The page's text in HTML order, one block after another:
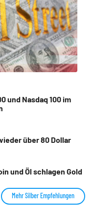
und Nasdaq 100 im
über 80 Dollar
und Öl schlagen Gold
Mehr Silber Empfehlungen